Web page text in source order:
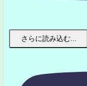
さらに読み込む...